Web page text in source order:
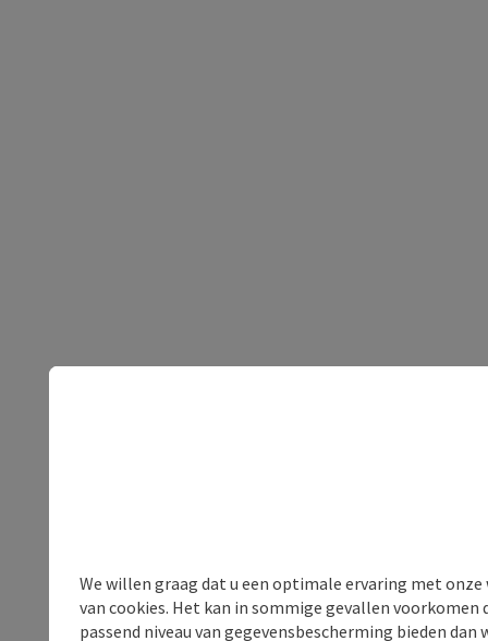
We willen graag dat u een optimale ervaring met
van cookies. Het kan in sommige gevallen voorkomen
passend niveau van gegevensbescherming bieden